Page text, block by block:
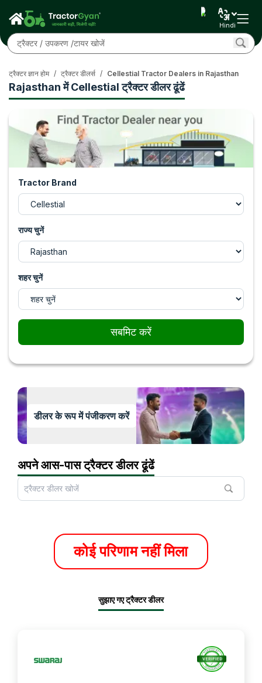
Hindi
Rajasthan में Cellestial ट्रैक्टर डीलर ढूंढें
ट्रैक्टर ज्ञान होम / ट्रैक्टर डीलर्स / Cellestial Tractor Dealers in Rajasthan
Tractor Brand
राज्य चुनें
शहर चुनें
सबमिट करें
डीलर के रूप में पंजीकरण करें
अपने आस-पास ट्रैक्टर डीलर ढूंढें
कोई परिणाम नहीं मिला
सुझाए गए ट्रैक्टर डीलर